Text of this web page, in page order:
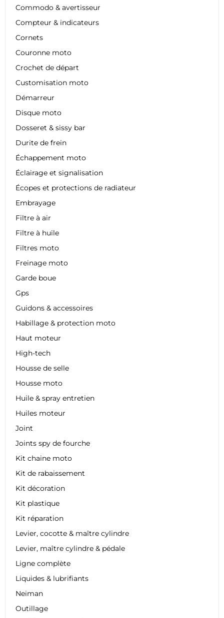
Commodo & avertisseur
Compteur & indicateurs
Cornets
Couronne moto
Crochet de départ
Customisation moto
Démarreur
Disque moto
Dosseret & sissy bar
Durite de frein
Échappement moto
Éclairage et signalisation
Écopes et protections de radiateur
Embrayage
Filtre à air
Filtre à huile
Filtres moto
Freinage moto
Garde boue
Gps
Guidons & accessoires
Habillage & protection moto
Haut moteur
High-tech
Housse de selle
Housse moto
Huile & spray entretien
Huiles moteur
Joint
Joints spy de fourche
Kit chaine moto
Kit de rabaissement
Kit décoration
Kit plastique
Kit réparation
Levier, cocotte & maître cylindre
Levier, maître cylindre & pédale
Ligne complète
Liquides & lubrifiants
Neiman
Outillage